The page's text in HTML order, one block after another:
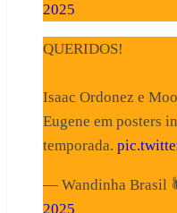
2025
QUERIDOS!
Isaac Ordonez e
Eugene em posters
temporada.
— Wandinha Brasil
2025